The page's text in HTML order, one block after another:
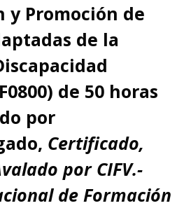
y Promoción de
de la
de 50 horas
por
Certificado,
por CIFV.-
de Formación